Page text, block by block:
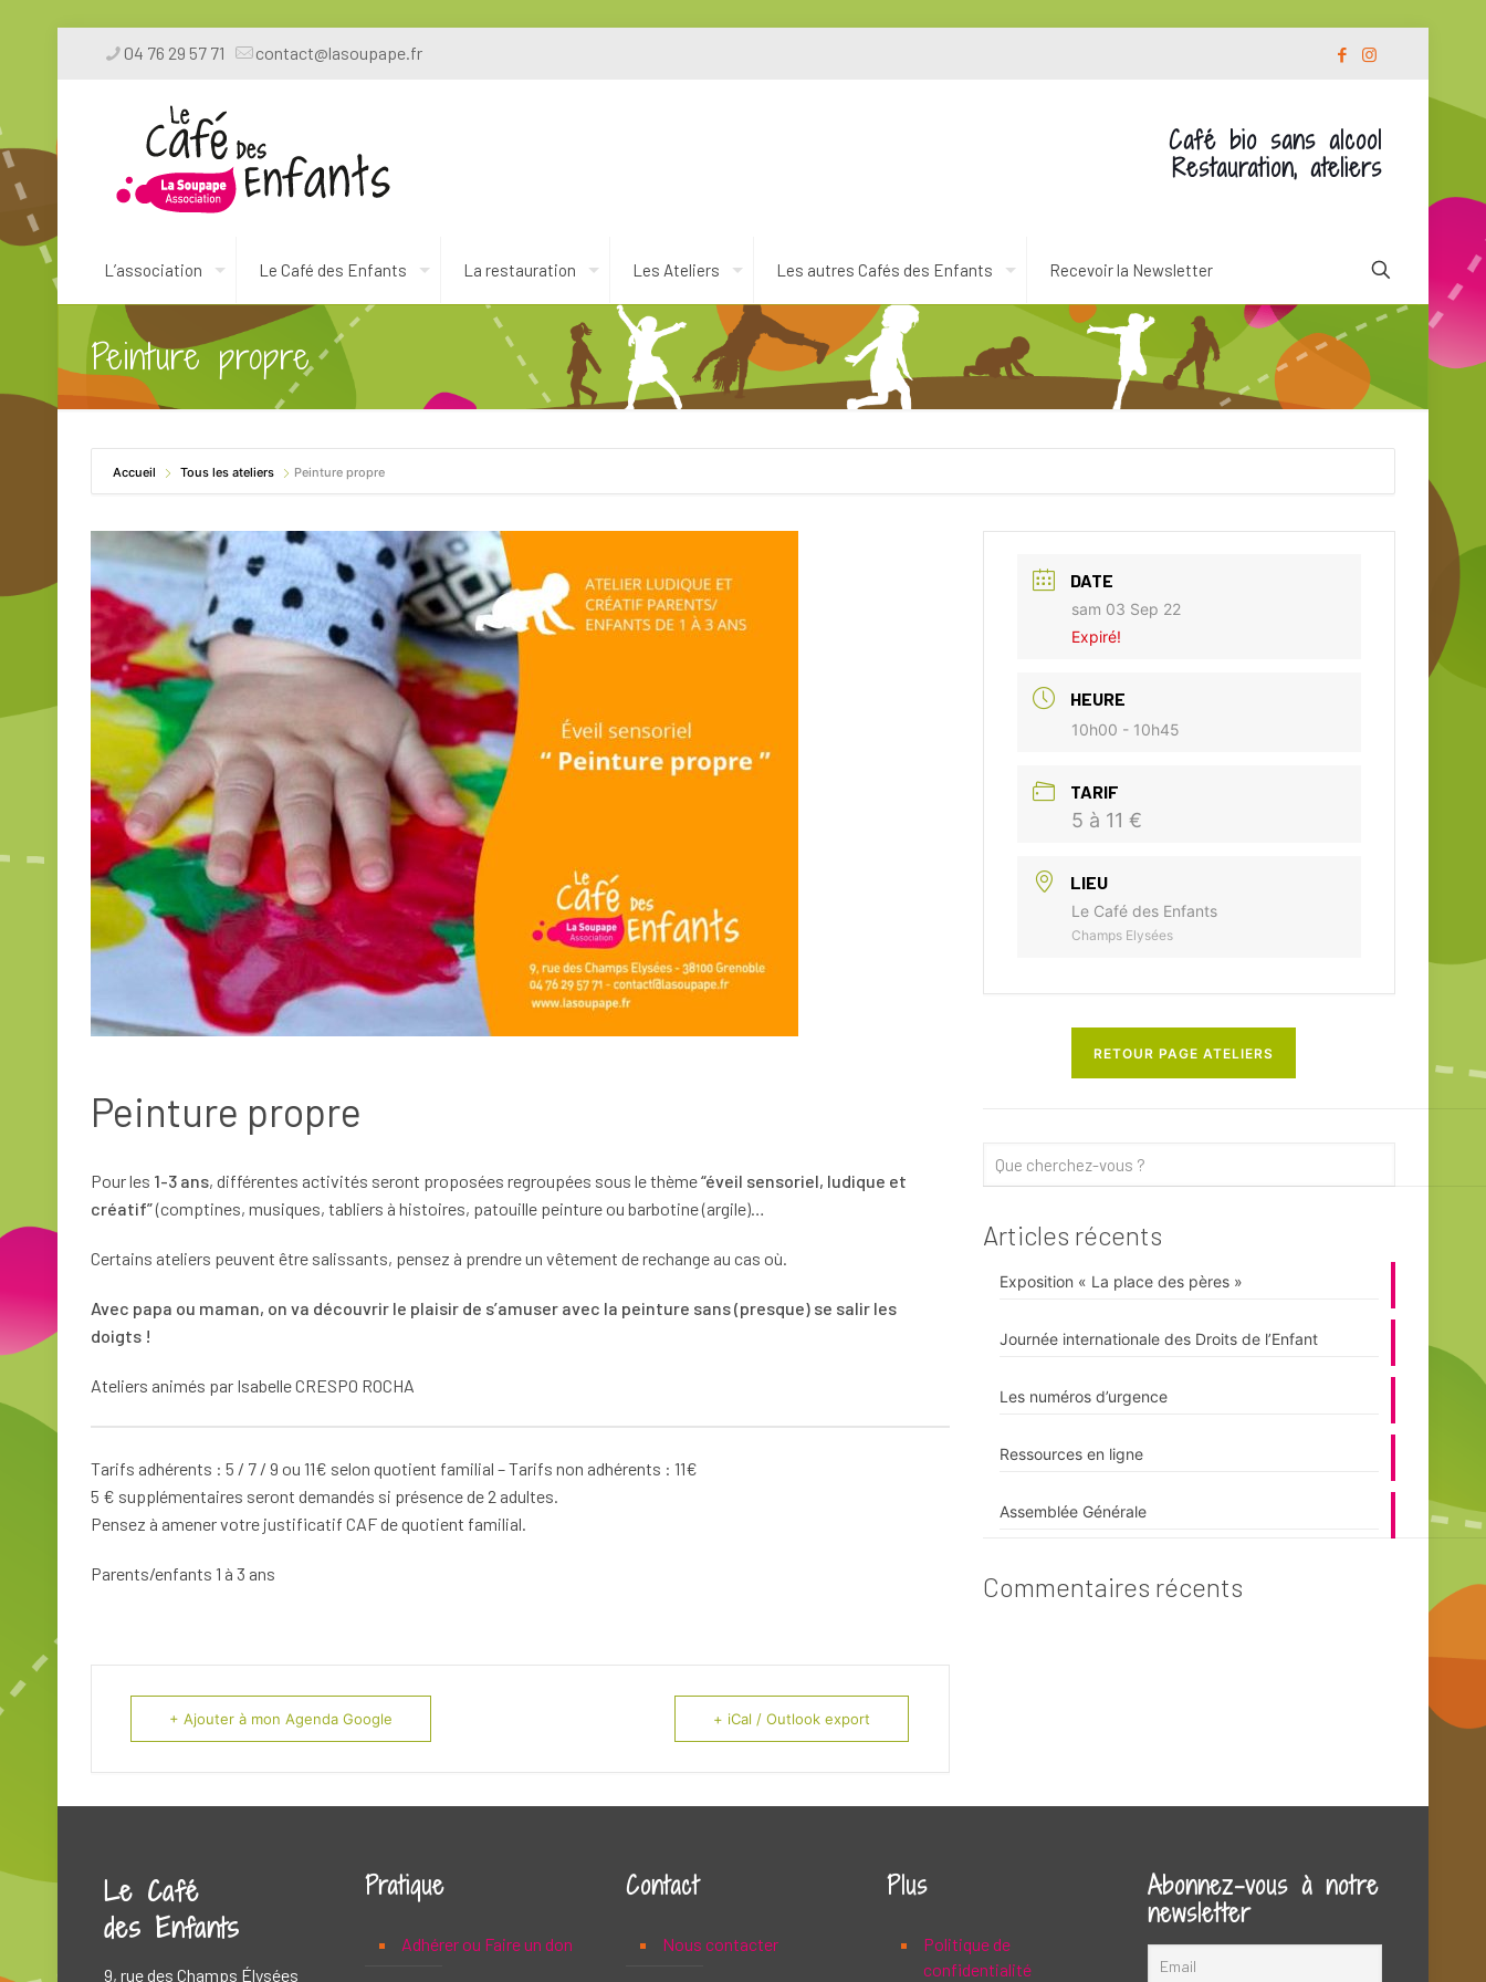
04 76 29 57 71 contact@lasoupape.fr
L’association Le Café des Enfants La restauration Les Ateliers Les autres Cafés des Enfants Recevoir la Newsletter
Café bio sans alcool
Restauration, ateliers
Peinture propre
Accueil Tous les ateliers Peinture propre
Peinture propre
Pour les 1-3 ans, différentes activités seront proposées regroupées sous le thème“éveil sensoriel, ludique et
créatif”(comptines, musiques, tabliers à histoires, patouille peinture ou barbotine (argile)…
Certains ateliers peuvent être salissants, pensez à prendre un vêtement de rechange au cas où.
Avec papa ou maman, on va découvrir le plaisir de s’amuser avec la peinture sans (presque) se salir les
doigts !
Ateliers animés par Isabelle CRESPO ROCHA
Tarifs adhérents : 5 / 7 / 9 ou 11€ selon quotient familial – Tarifs non adhérents : 11€
5 € supplémentaires seront demandés si présence de 2 adultes.
Pensez à amener votre justificatif CAF de quotient familial.
Parents/enfants 1 à 3 ans
+ Ajouter à mon Agenda Google + iCal / Outlook export
DATE
sam 03 Sep 22
Expiré!
HEURE
10h00 - 10h45
TARIF
5 à 11 €
LIEU
Le Café des Enfants
Champs Elysées
RETOUR PAGE ATELIERS
Articles récents
Exposition « La place des pères »
Journée internationale des Droits de l’Enfant
Les numéros d’urgence
Ressources en ligne
Assemblée Générale
Commentaires récents
Le Café
des Enfants
9, rue des Champs Élysées
Pratique
Adhérer ou Faire un don
Contact
Nous contacter
Plus
Politique de
confidentialité
Abonnez-vous à notre
newsletter